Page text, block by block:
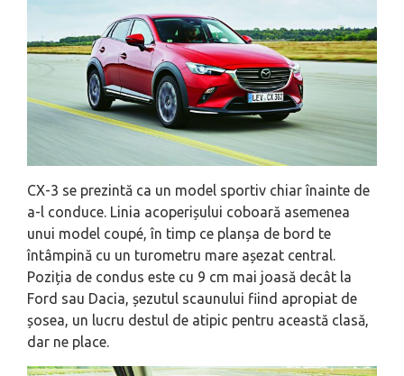
CX-3 se prezintă ca un model sportiv chiar înainte de
a-l conduce. Linia acoperișului coboară asemenea
unui model coupé, în timp ce planșa de bord te
întâmpină cu un turometru mare așezat central.
Poziția de condus este cu 9 cm mai joasă decât la
Ford sau Dacia, șezutul scaunului fiind apropiat de
șosea, un lucru destul de atipic pentru această clasă,
dar ne place.